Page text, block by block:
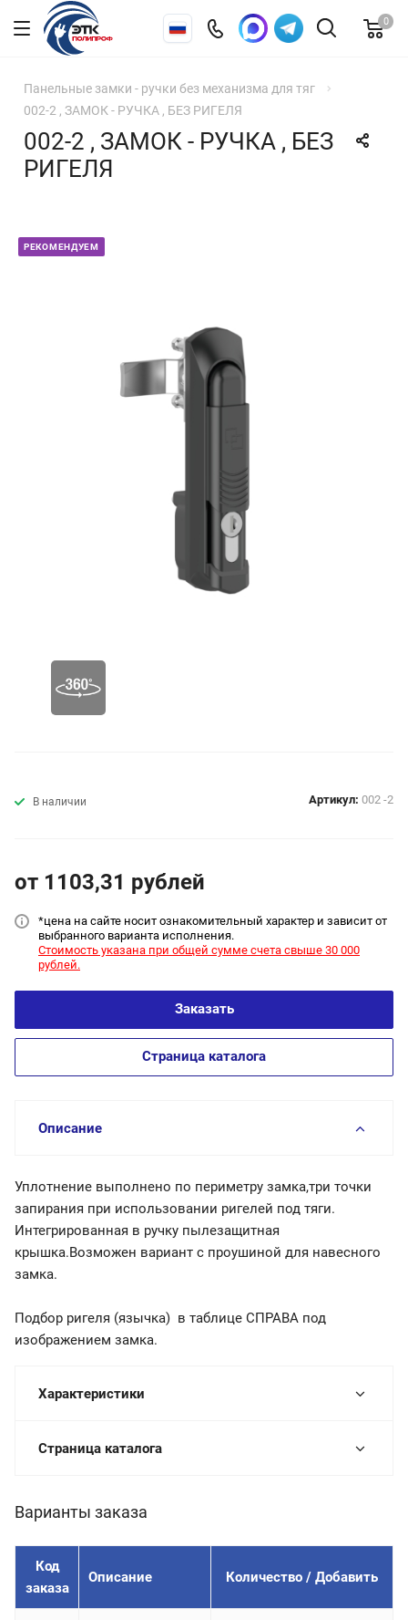
0
Панельные замки - ручки без механизма для тяг
002-2 , ЗАМОК - РУЧКА , БЕЗ РИГЕЛЯ
002-2 , ЗАМОК - РУЧКА , БЕЗ
РИГЕЛЯ
РЕКОМЕНДУЕМ
В наличии Артикул: 002 -2
от 1103,31 рублей
*цена на сайте носит ознакомительный характер и зависит от
выбранного варианта исполнения.
Стоимость указана при общей сумме счета свыше 30 000
рублей.
Заказать
Страница каталога
Описание
Уплотнение выполнено по периметру замка,три точки
запирания при использовании ригелей под тяги.
Интегрированная в ручку пылезащитная
крышка.Возможен вариант с проушиной для навесного
замка.
Подбор ригеля (язычка) в таблице СПРАВА под
изображением замка.
Характеристики
Страница каталога
Варианты заказа
Код
заказа
Описание Количество / Добавить